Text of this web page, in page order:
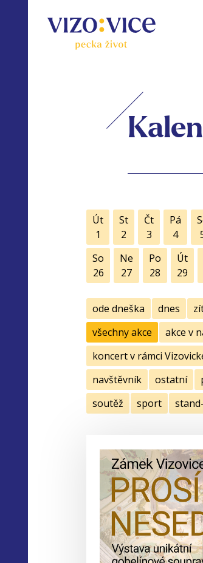
Út
1
St
2
Čt
3
Pá
4
So
26
Ne
27
Po
28
Út
29
ode dneška dnes
všechny akce
akce v
koncert v rámci
navštěvník
ostatní
soutěž
sport